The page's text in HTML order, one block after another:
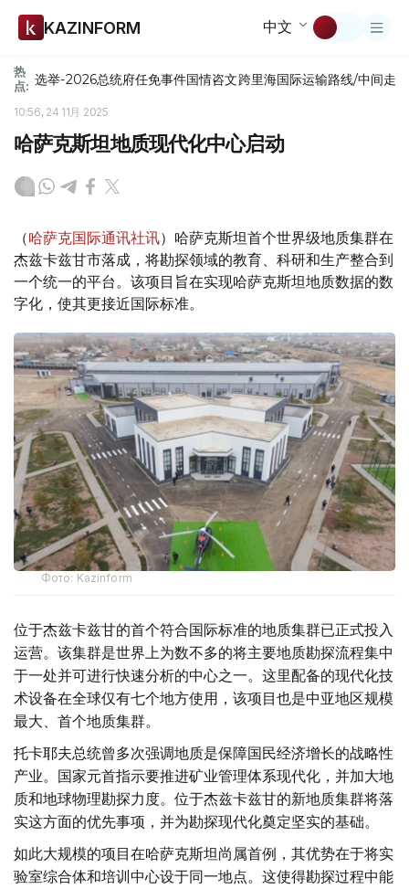
KAZINFORM 中文
热
点: 选举-2026总统府任免事件国情咨文跨里海国际运输路线/中间走廊
10:56, 24 11月 2025
哈萨克斯坦地质现代化中心启动
（哈萨克国际通讯社讯）哈萨克斯坦首个世界级地质集群在
杰兹卡兹甘市落成，将勘探领域的教育、科研和生产整合到
一个统一的平台。该项目旨在实现哈萨克斯坦地质数据的数
字化，使其更接近国际标准。
Фото: Kazinform
位于杰兹卡兹甘的首个符合国际标准的地质集群已正式投入
运营。该集群是世界上为数不多的将主要地质勘探流程集中
于一处并可进行快速分析的中心之一。这里配备的现代化技
术设备在全球仅有七个地方使用，该项目也是中亚地区规模
最大、首个地质集群。
托卡耶夫总统曾多次强调地质是保障国民经济增长的战略性
产业。国家元首指示要推进矿业管理体系现代化，并加大地
质和地球物理勘探力度。位于杰兹卡兹甘的新地质集群将落
实这方面的优先事项，并为勘探现代化奠定坚实的基础。
如此大规模的项目在哈萨克斯坦尚属首例，其优势在于将实
验室综合体和培训中心设于同一地点。这使得勘探过程中能